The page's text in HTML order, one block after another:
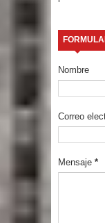
Nombre
Correo
Mensaje *